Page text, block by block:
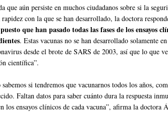
que aún persiste en muchos ciudadanos sobre si la
con la que se han desarrollado, la doctora
que han pasado todas las fases de los ensayos
. Estas vacunas no se han desarrollado solamente
desde el brote de SARS de 2003, así que lo que
científica”.
si tendremos que vacunarnos todos los años,
Faltan datos para saber cuánto dura la respuesta
los ensayos clínicos de cada vacuna”, afirma la doctora